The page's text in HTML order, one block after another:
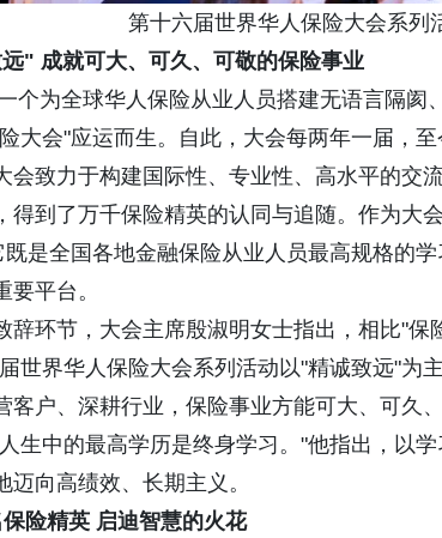
第十六届世界华人保险大会系列
" 成就可大、可久、可敬的保险事业
为全球华人保险从业人员搭建无语言隔阂
大会"应运而生。自此，大会每两年一届，至
致力于构建国际性、专业性、高水平的交
得到了万千保险精英的认同与追随。作为大
是全国各地金融保险从业人员最高规格的
平台。
环节，大会主席殷淑明女士指出，相比"保
世界华人保险大会系列活动以"精诚致远"为
客户、深耕行业，保险事业方能可大、可久
生中的最高学历是终身学习。"他指出，以
迈向高绩效、长期主义。
险精英 启迪智慧的火花